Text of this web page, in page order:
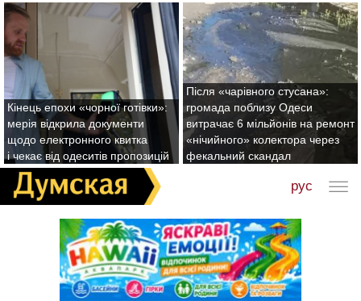
Кінець епохи «чорної готівки»:
мерія відкрила документи
щодо електронного квитка
і чекає від одеситів пропозицій
Після «чарівного стусана»:
громада поблизу Одеси
витрачає 6 мільйонів на ремонт
«нічийного» колектора через
фекальний скандал
рус